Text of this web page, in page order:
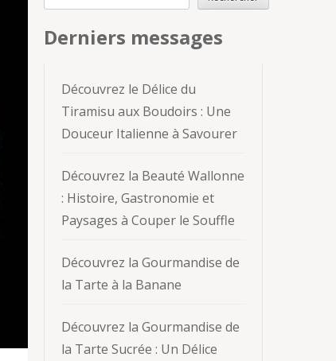
Derniers messages
Découvrez le Délice du
Tiramisu aux Boudoirs : Une
Douceur Italienne à Savourer
Découvrez la Beauté Wallonne
: Histoire, Gastronomie et
Paysages à Couper le Souffle
Découvrez la Gourmandise de
la Tarte à la Banane
Découvrez la Gourmandise de
la Tarte Sucrée : Un Délice